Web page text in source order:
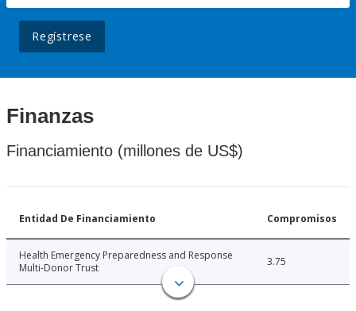
Regístrese
Finanzas
Financiamiento (millones de US$)
Entidad De Financiamiento Compromisos
Health Emergency Preparedness and Response
Multi-Donor Trust
3.75